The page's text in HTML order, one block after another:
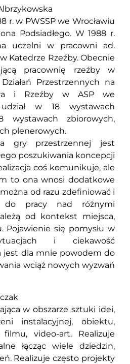
r. w PWSSP we Wrocławiu
Podsiadłego. W 1988 r.
uczelni w pracowni ad.
Katedrze Rzeźby. Obecnie
pracownię rzeźby w
Przestrzennych na
i Rzeźby w ASP we
udział w 18 wystawach
wystawach zbiorowych,
plenerowych.
gry przestrzennej jest
poszukiwania koncepcji
coś komunikuje, ale
to ona wnosi dodatkowe
od razu zdefiniować i
pracy nad różnymi
od kontekst miejsca,
Pojawienie się pomysłu w
i ciekawość
jest dla mnie powodem do
wciąż nowych wyzwań
w obszarze sztuki idei,
instalacyjnej, obiektu,
video-art. Realizuje
łącząc wiele dziedzin,
Realizuje często projekty